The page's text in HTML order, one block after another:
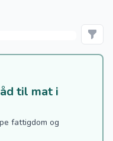
til mat i
fattigdom og